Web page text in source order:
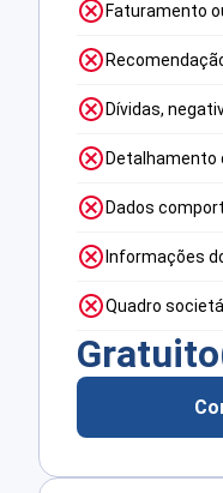
Faturamento
Dívidas,
Dados
Informações
Quadro
Gratuito